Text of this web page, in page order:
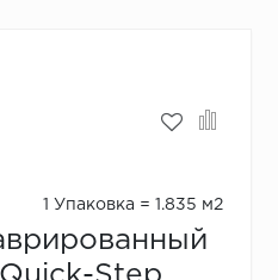
1 Упаковка = 1.835 м2